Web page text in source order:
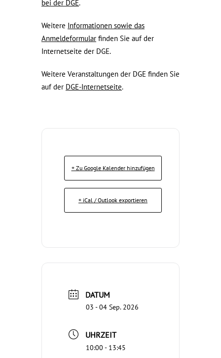
bei der DGE.
Weitere Informationen sowie das
Anmeldeformular finden Sie auf der
Internetseite der DGE.
Weitere Veranstaltungen der DGE finden Sie
auf der DGE-Internetseite.
+ Zu Google Kalender hinzufügen
+ iCal / Outlook exportieren
DATUM
03 - 04 Sep. 2026
UHRZEIT
10:00 - 13:45